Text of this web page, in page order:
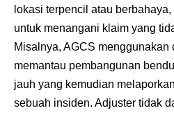
lokasi terpencil atau
untuk menangani klaim yang
Misalnya, AGCS menggunakan
memantau pembangunan
jauh yang kemudian
sebuah insiden. Adjuster tidak